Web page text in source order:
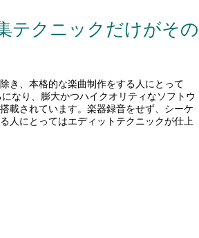
テクニックだけがその
き、 本格的な楽曲制作をする人にとって
なり、膨大かつハイクオリティなソフトウ
載されています。楽器録音をせず、シーケ
人にとってはエディットテクニックが仕上